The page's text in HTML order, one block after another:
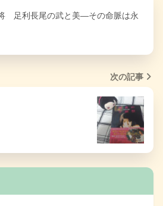
足利長尾の武と美―その命脈は永
次の記事